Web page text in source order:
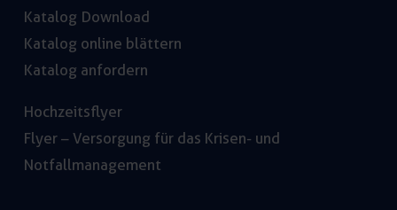
Katalog Download
Katalog online blättern
Katalog anfordern
Hochzeitsflyer
Flyer – Versorgung für das Krisen- und
Notfallmanagement